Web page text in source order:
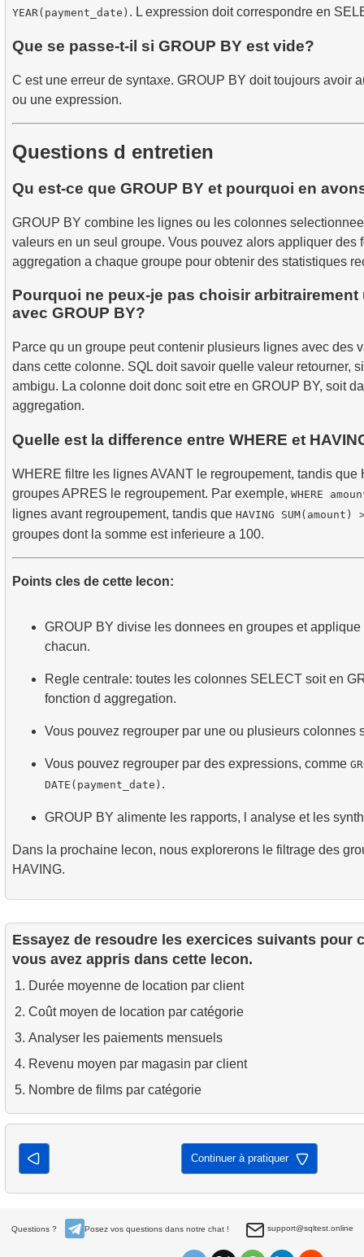
YEAR(payment_date) . L expression doit correspondre en
Que se passe-t-il si GROUP BY est vide?
C est une erreur de syntaxe. GROUP BY doit toujours avoir
ou une expression.
Questions d entretien
Qu est-ce que GROUP BY et pourquoi en
GROUP BY combine les lignes ou les colonnes
valeurs en un seul groupe. Vous pouvez alors appliquer des
aggregation a chaque groupe pour obtenir des statistiques
Pourquoi ne peux-je pas choisir arbitrairement
avec GROUP BY?
Parce qu un groupe peut contenir plusieurs lignes avec des
dans cette colonne. SQL doit savoir quelle valeur retourner,
ambigu. La colonne doit donc soit etre en GROUP BY, soit
aggregation.
Quelle est la difference entre WHERE et
WHERE filtre les lignes AVANT le regroupement, tandis que
groupes APRES le regroupement. Par exemple, WHERE
lignes avant regroupement, tandis que HAVING SUM(amount)
groupes dont la somme est inferieure a 100.
Points cles de cette lecon:
GROUP BY divise les donnees en groupes et
chacun.
Regle centrale: toutes les colonnes SELECT soit en
fonction d aggregation.
Vous pouvez regrouper par une ou plusieurs colonnes
Vous pouvez regrouper par des expressions, comme
DATE(payment_date) .
GROUP BY alimente les rapports, l analyse et les
Dans la prochaine lecon, nous explorerons le filtrage des
HAVING.
Essayez de resoudre les exercices suivants pour
vous avez appris dans cette lecon.
Durée moyenne de location par client
Coût moyen de location par catégorie
Analyser les paiements mensuels
Revenu moyen par magasin par client
Nombre de films par catégorie
Continuer à pratiquer
Questions ? Posez vos questions dans notre chat ! support@sqltest.online